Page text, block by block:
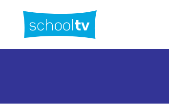
hoofdinhoud